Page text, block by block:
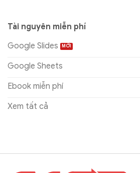
Tài nguyên miễn phí
Google Slides
Google Sheets
Ebook miễn phí
Xem tất cả